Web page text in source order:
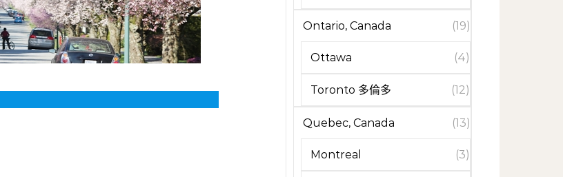
Ontario, Canada (19)
Ottawa (4)
Toronto 多倫多 (12)
Quebec, Canada (13)
Montreal (3)